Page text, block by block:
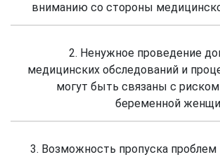
вниманию со стороны
2. Ненужное проведение
медицинских обследований и
могут быть связаны с
беременной
3. Возможность пропуска